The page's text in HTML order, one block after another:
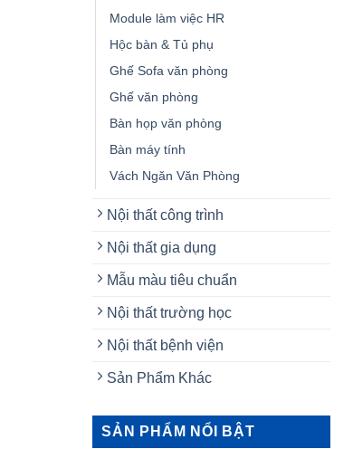
Module làm việc HR
Hộc bàn & Tủ phụ
Ghế Sofa văn phòng
Ghế văn phòng
Bàn họp văn phòng
Bàn máy tính
Vách Ngăn Văn Phòng
Nội thất công trình
Nội thất gia dụng
Mẫu màu tiêu chuẩn
Nội thất trường học
Nội thất bệnh viện
Sản Phẩm Khác
SẢN PHẨM NỔI BẬT